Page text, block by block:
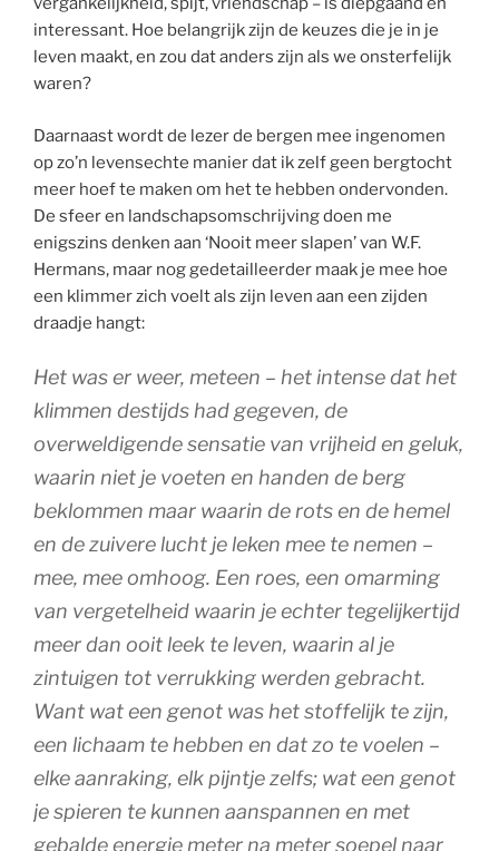
interessant. Hoe belangrijk zijn de keuzes die je in je
leven maakt, en zou dat anders zijn als we onsterfelijk
waren?
Daarnaast wordt de lezer de bergen mee ingenomen
op zo’n levensechte manier dat ik zelf geen bergtocht
meer hoef te maken om het te hebben ondervonden.
De sfeer en landschapsomschrijving doen me
enigszins denken aan ‘Nooit meer slapen’ van W.F.
Hermans, maar nog gedetailleerder maak je mee hoe
een klimmer zich voelt als zijn leven aan een zijden
draadje hangt:
Het was er weer, meteen – het intense dat het
klimmen destijds had gegeven, de
overweldigende sensatie van vrijheid en geluk,
waarin niet je voeten en handen de berg
beklommen maar waarin de rots en de hemel
en de zuivere lucht je leken mee te nemen –
mee, mee omhoog. Een roes, een omarming
van vergetelheid waarin je echter tegelijkertijd
meer dan ooit leek te leven, waarin al je
zintuigen tot verrukking werden gebracht.
Want wat een genot was het stoffelijk te zijn,
een lichaam te hebben en dat zo te voelen –
elke aanraking, elk pijntje zelfs; wat een genot
je spieren te kunnen aanspannen en met
gebalde energie meter na meter soepel naar